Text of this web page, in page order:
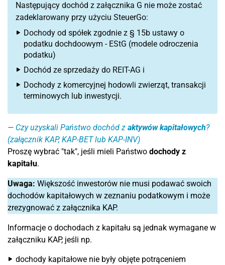
Następujący dochód z załącznika G nie może zostać
zadeklarowany przy użyciu SteuerGo:
Dochody od spółek zgodnie z § 15b ustawy o
podatku dochdoowym - EStG (modele odroczenia
podatku)
Dochód ze sprzedaży do REIT-AG i
Dochody z komercyjnej hodowli zwierząt, transakcji
terminowych lub inwestycji.
Czy uzyskali Państwo dochód z aktywów kapitałowych?
(załącznik KAP, KAP-BET lub KAP-INV)
Proszę wybrać "tak", jeśli mieli Państwo dochody z
kapitału.
Uwaga: Większość inwestorów nie musi podawać swoich
dochodów kapitałowych w zeznaniu podatkowym i może
zrezygnować z załącznika KAP.
Informacje o dochodach z kapitału są jednak wymagane w
załączniku KAP, jeśli np.
dochody kapitałowe nie były objęte potrąceniem